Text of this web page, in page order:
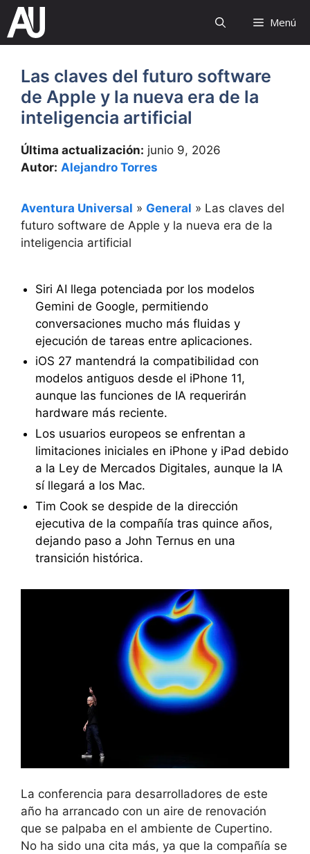
Saltar
contenido
Menú
Las claves del futuro software
de Apple y la nueva era de la
inteligencia artificial
Última actualización: junio 9, 2026
Autor: Alejandro Torres
Aventura Universal » General » Las claves del
futuro software de Apple y la nueva era de la
inteligencia artificial
Siri AI llega potenciada por los modelos
Gemini de Google, permitiendo
conversaciones mucho más fluidas y
ejecución de tareas entre aplicaciones.
iOS 27 mantendrá la compatibilidad con
modelos antiguos desde el iPhone 11,
aunque las funciones de IA requerirán
hardware más reciente.
Los usuarios europeos se enfrentan a
limitaciones iniciales en iPhone y iPad debido
a la Ley de Mercados Digitales, aunque la IA
sí llegará a los Mac.
Tim Cook se despide de la dirección
ejecutiva de la compañía tras quince años,
dejando paso a John Ternus en una
transición histórica.
La conferencia para desarrolladores de este
año ha arrancado con un aire de renovación
que se palpaba en el ambiente de Cupertino.
No ha sido una cita más, ya que la compañía se